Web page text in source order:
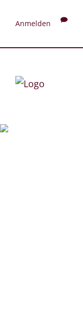
Anmelden